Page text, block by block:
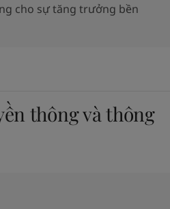
cho sự tăng trưởng bền
thông và thông